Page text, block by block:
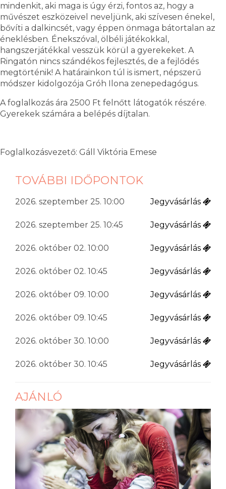
mindenkit, aki maga is úgy érzi, fontos az, hogy a
művészet eszközeivel neveljünk, aki szívesen énekel,
bővíti a dalkincsét, vagy éppen önmaga bátortalan az
éneklésben. Énekszóval, ölbéli játékokkal,
hangszerjátékkal vesszük körül a gyerekeket. A
Ringatón nincs szándékos fejlesztés, de a fejlődés
megtörténik! A határainkon túl is ismert, népszerű
módszer kidolgozója Gróh Ilona zenepedagógus.
A foglalkozás ára 2500 Ft felnőtt látogatók részére.
Gyerekek számára a belépés díjtalan.
Foglalkozásvezető: Gáll Viktória Emese
TOVÁBBI IDŐPONTOK
2026. szeptember 25. 10:00 Jegyvásárlás
2026. szeptember 25. 10:45 Jegyvásárlás
2026. október 02. 10:00 Jegyvásárlás
2026. október 02. 10:45 Jegyvásárlás
2026. október 09. 10:00 Jegyvásárlás
2026. október 09. 10:45 Jegyvásárlás
2026. október 30. 10:00 Jegyvásárlás
2026. október 30. 10:45 Jegyvásárlás
AJÁNLÓ